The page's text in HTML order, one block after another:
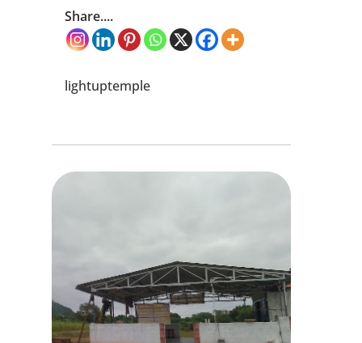
Share....
lightuptemple